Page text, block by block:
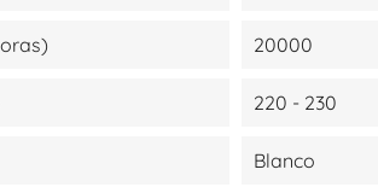
20000
220 - 230
Blanco